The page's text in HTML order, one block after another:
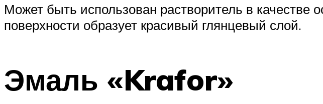
Может быть использован растворитель в качестве
поверхности образует красивый глянцевый слой.
Эмаль «Krafor»